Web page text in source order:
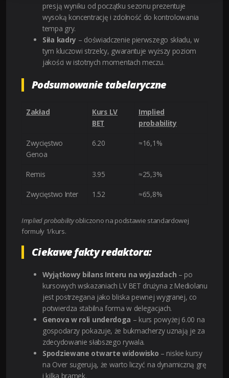
presją wyniku od początku sezonu prezentuje
wysoką koncentrację i zdolność do kontrolowania
tempa gry.
Siła kadry – doświadczenie pierwszego składu, w
tym kluczowi strzelcy, gwarantuje wyższy poziom
jakości w istotnych momentach meczu.
Podsumowanie tabelaryczne
Zakład
Kurs LV
BET
Implied
probability
Zwycięstwo
Genoa
6.20 ≈16,1%
Remis 3.95 ≈25,3%
Zwycięstwo Inter 1.52 ≈65,8%
Implied probabilityobliczono na podstawie standardowej
formuły 1/kurs.
Ciekawe fakty redaktora:
Wyjątkowy bilans Interu na wyjazdach – po
kursowych wskazaniach LV BET drużyna z Mediolanu
jest postrzegana jako bliska pewnej wygranej, co
potwierdza stabilna forma w delegacjach.
Genova w roli underdoga – kurs powyżej 6.00 na
gospodarzy pokazuje, że bukmacherzy uznają je za
zdecydowanie słabszego rywala.
Spodziewane otwarte widowisko – niskie kursy
na Over sugerują, że warto liczyć na dynamiczną grę
i kilka bramek.